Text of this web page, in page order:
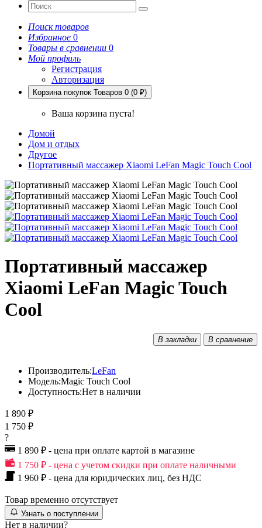
Поиск товаров
Избранное 0
Товары в сравнении 0
Мой профиль
Регистрация
Авторизация
Корзина покупок Товаров 0 (0 ₽)
Ваша корзина пуста!
Домой
Дом и отдых
Другое
Портативный массажер Xiaomi LeFan Magic Touch Cool
Портативный массажер
Xiaomi LeFan Magic Touch
Cool
В закладки В сравнение
Производитель:LeFan
Модель:Magic Touch Cool
Доступность:Нет в наличии
1 890 ₽
1 750 ₽
?
1 890 ₽ - цена при оплате картой в магазине
1 750 ₽ - цена с учетом скидки при оплате наличными
1 960 ₽ - цена для юридических лиц, без НДС
Товар временно отсутствует
Узнать о поступлении
Нет в наличии?